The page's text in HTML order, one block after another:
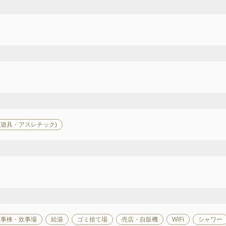
具・アスレチック)
棟・炊事場 給湯 ゴミ捨て場 売店・自販機 WiFi シャワー